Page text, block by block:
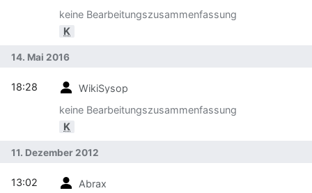
keine Bearbeitungszusammenfassung
K
14. Mai 2016
WikiSysop
keine Bearbeitungszusammenfassung
K
18:28
11. Dezember 2012
Abrax
13:02